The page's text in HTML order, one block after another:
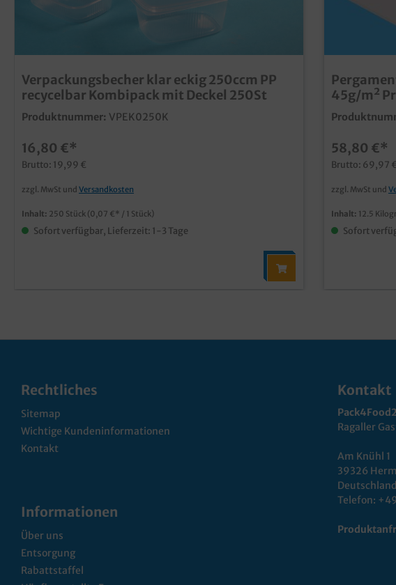
Verpackungsbecher klar eckig 250ccm PP
recycelbar Kombipack mit Deckel 250St
Produktnummer: VPEK0250K
16,80 €*
Brutto: 19,99 €
zzgl. MwSt und Versandkosten
Inhalt: 250 Stück (0,07 €* / 1 Stück)
Sofort verfügbar, Lieferzeit: 1-3 Tage
45g/m²
Größen
58,80 €*
Brutto: 69,97 €
zzgl. MwSt und
Inhalt: 12.5
Sofort
Rechtliches
Sitemap
Wichtige Kundeninformationen
Kontakt
Informationen
Über uns
Entsorgung
Rabattstaffel
Kontakt
Ragaller
Am Knühl 1
39326
Deutschland
Telefon: